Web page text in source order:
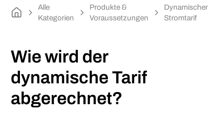
Alle
Kategorien
Produkte &
Voraussetzungen
Dynamischer
Stromtarif
Wie wird der
dynamische Tarif
abgerechnet?